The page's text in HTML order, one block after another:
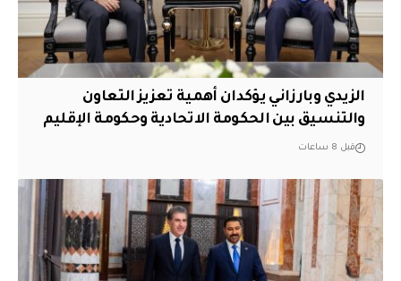
الزيدي وبارزاني يؤكدان أهمية تعزيز التعاون
والتنسيق بين الحكومة الاتحادية وحكومة الإقليم
قبل 8 ساعات